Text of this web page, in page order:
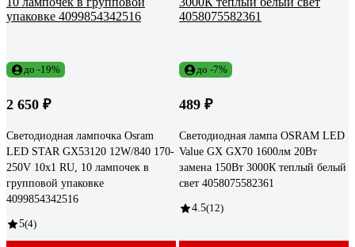
до -19%
2 650 ₽
Светодиодная лампочка Osram
LED STAR GX53120 12W/840 170-
250V 10x1 RU, 10 лампочек в
групповой упаковке
4099854342516
5(4)
до -7%
489 ₽
Светодиодная лампа OSRAM LED
Value GX GX70 1600лм 20Вт
замена 150Вт 3000К теплый белый
свет 4058075582361
4.5(12)